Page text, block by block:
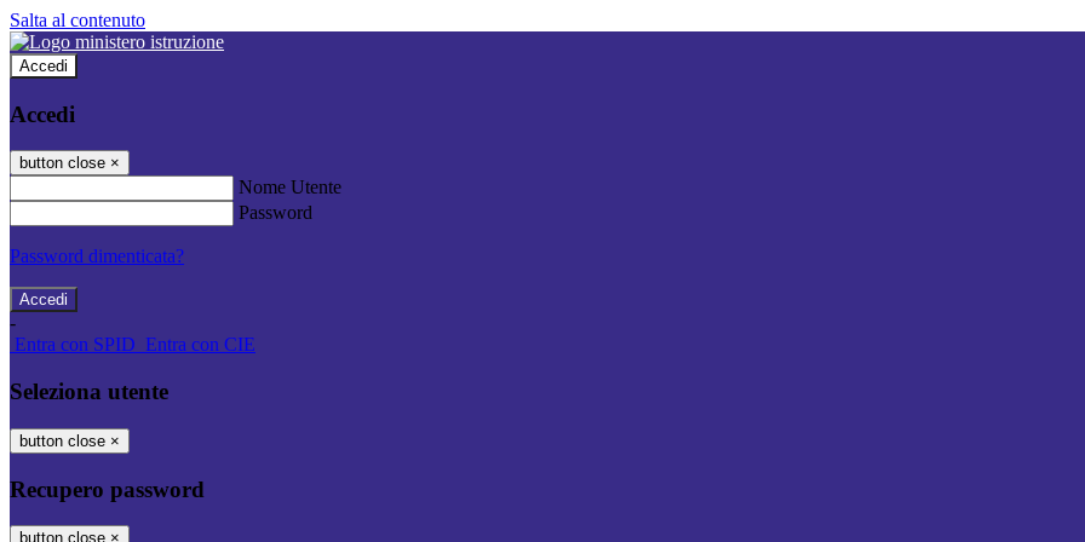
Salta al contenuto
Accedi
Accedi
button close ×
Nome Utente
Password
Password dimenticata?
-
Entra con SPID Entra con CIE
Seleziona utente
button close ×
Recupero password
button close ×